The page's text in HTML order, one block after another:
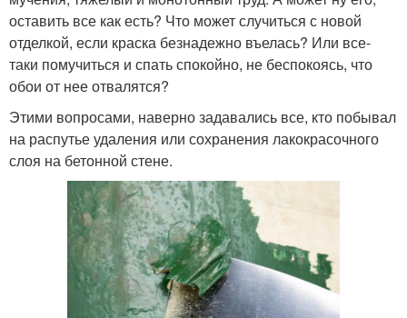
оставить все как есть? Что может случиться с новой
отделкой, если краска безнадежно въелась? Или все-
таки помучиться и спать спокойно, не беспокоясь, что
обои от нее отвалятся?
Этими вопросами, наверно задавались все, кто побывал
на распутье удаления или сохранения лакокрасочного
слоя на бетонной стене.